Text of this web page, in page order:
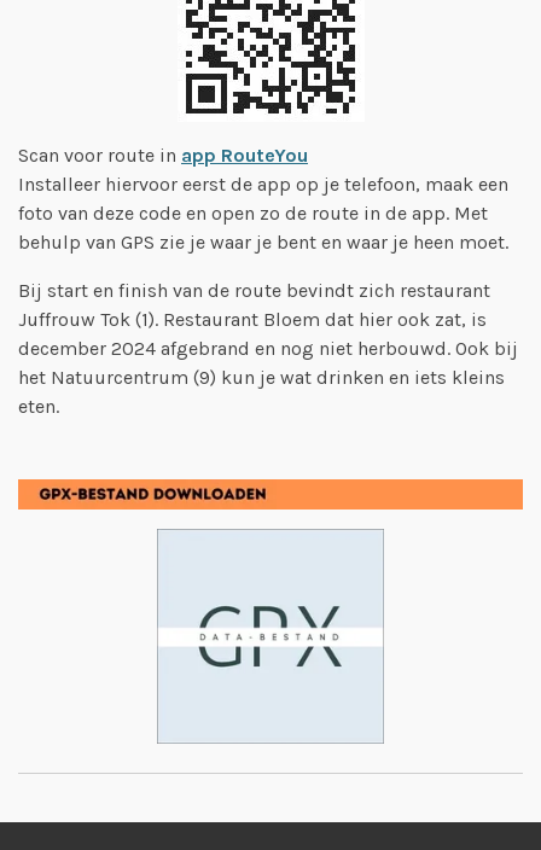
Scan voor route in app RouteYou
Installeer hiervoor eerst de app op je telefoon, maak een
foto van deze code en open zo de route in de app. Met
behulp van GPS zie je waar je bent en waar je heen moet.
Bij start en finish van de route bevindt zich restaurant
Juffrouw Tok (1). Restaurant Bloem dat hier ook zat, is
december 2024 afgebrand en nog niet herbouwd. Ook bij
het Natuurcentrum (9) kun je wat drinken en iets kleins
eten.